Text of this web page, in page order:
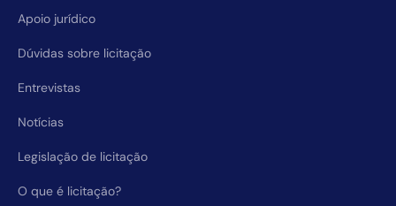
Apoio jurídico
Dúvidas sobre licitação
Entrevistas
Notícias
Legislação de licitação
O que é licitação?